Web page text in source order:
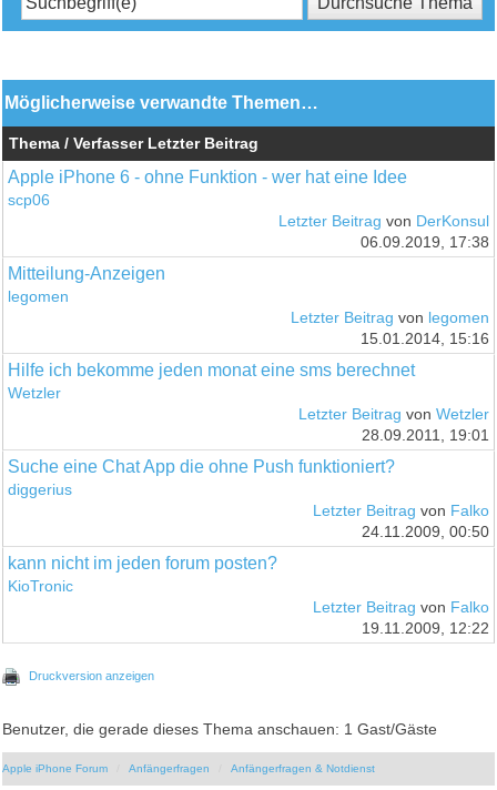
Möglicherweise verwandte Themen…
Thema / Verfasser Letzter Beitrag
Apple iPhone 6 - ohne Funktion - wer hat eine Idee
scp06
Letzter Beitrag von DerKonsul
06.09.2019, 17:38
Mitteilung-Anzeigen
legomen
Letzter Beitrag von legomen
15.01.2014, 15:16
Hilfe ich bekomme jeden monat eine sms berechnet
Wetzler
Letzter Beitrag von Wetzler
28.09.2011, 19:01
Suche eine Chat App die ohne Push funktioniert?
diggerius
Letzter Beitrag von Falko
24.11.2009, 00:50
kann nicht im jeden forum posten?
KioTronic
Letzter Beitrag von Falko
19.11.2009, 12:22
Druckversion anzeigen
Benutzer, die gerade dieses Thema anschauen: 1 Gast/Gäste
Apple iPhone Forum Anfängerfragen Anfängerfragen & Notdienst